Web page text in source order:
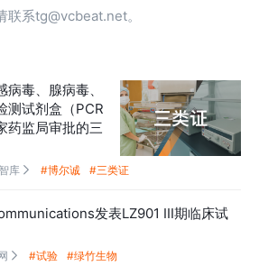
联系tg@vcbeat.net。
毒、腺病毒、
测试剂盒（PCR
药监局审批的三
库  #博尔诚 #三类证
发表LZ901 III期临床试
 #试验 #绿竹生物